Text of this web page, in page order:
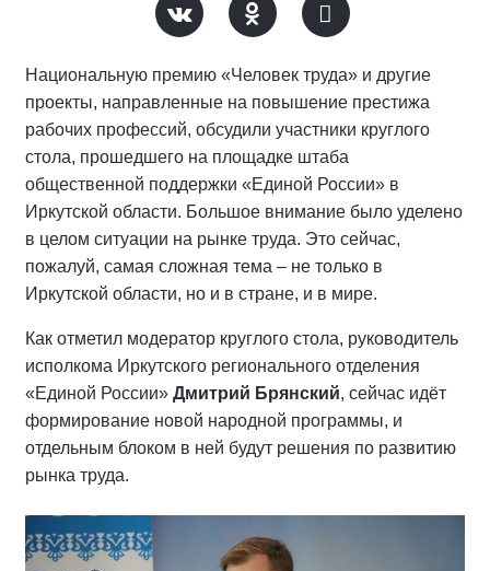
Национальную премию «Человек труда» и другие
проекты, направленные на повышение престижа
рабочих профессий, обсудили участники круглого
стола, прошедшего на площадке штаба
общественной поддержки «Единой России» в
Иркутской области. Большое внимание было уделено
в целом ситуации на рынке труда. Это сейчас,
пожалуй, самая сложная тема – не только в
Иркутской области, но и в стране, и в мире.
Как отметил модератор круглого стола, руководитель
исполкома Иркутского регионального отделения
«Единой России» Дмитрий Брянский, сейчас идёт
формирование новой народной программы, и
отдельным блоком в ней будут решения по развитию
рынка труда.